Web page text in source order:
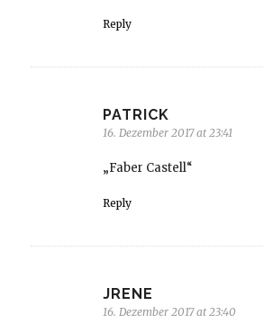
Reply
PATRICK
16. Dezember 2017 at 23:41
„Faber Castell“
Reply
JRENE
16. Dezember 2017 at 23:40